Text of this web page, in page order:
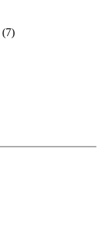
(7)